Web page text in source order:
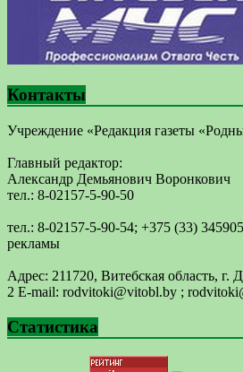
Контакты
Учреждение «Редакция газеты
Главный редактор:
Александр Демьянович Воронкович
тел.: 8-02157-5-90-50
тел.: 8-02157-5-90-54; +375 (33)
рекламы
Адрес: 211720, Витебская область,
2 E-mail: ​rodvitoki@​​vitobl​.by ;
Статистика